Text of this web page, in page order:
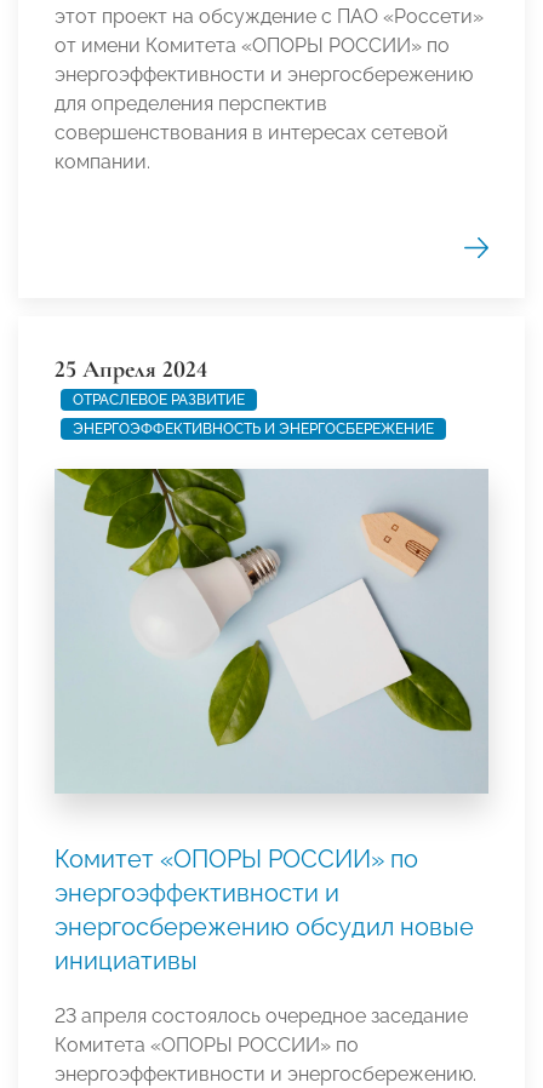
этот проект на обсуждение с ПАО «Россети»
от имени Комитета «ОПОРЫ РОССИИ» по
энергоэффективности и энергосбережению
для определения перспектив
совершенствования в интересах сетевой
компании.
25 Апреля 2024
ОТРАСЛЕВОЕ РАЗВИТИЕ
ЭНЕРГОЭФФЕКТИВНОСТЬ И ЭНЕРГОСБЕРЕЖЕНИЕ
Комитет «ОПОРЫ РОССИИ» по
энергоэффективности и
энергосбережению обсудил новые
инициативы
23 апреля состоялось очередное заседание
Комитета «ОПОРЫ РОССИИ» по
энергоэффективности и энергосбережению.